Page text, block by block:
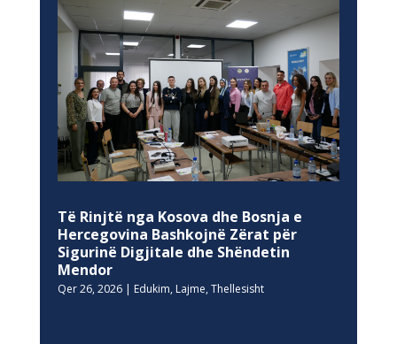
Të Rinjtë nga Kosova dhe Bosnja e
Hercegovina Bashkojnë Zërat për
Sigurinë Digjitale dhe Shëndetin
Mendor
Qer 26, 2026| Edukim, Lajme, Thellesisht